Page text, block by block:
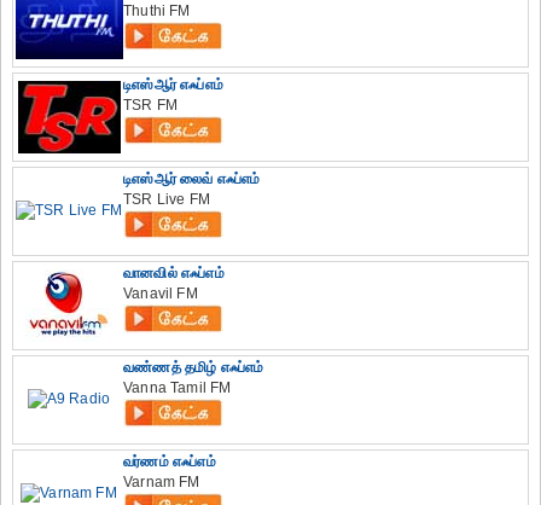
Thuthi FM
டிஎஸ்ஆர் எஃப்எம்
TSR FM
டிஎஸ்ஆர் லைவ் எஃப்எம்
TSR Live FM
வானவில் எஃப்எம்
Vanavil FM
வண்ணத் தமிழ் எஃப்எம்
Vanna Tamil FM
வர்ணம் எஃப்எம்
Varnam FM